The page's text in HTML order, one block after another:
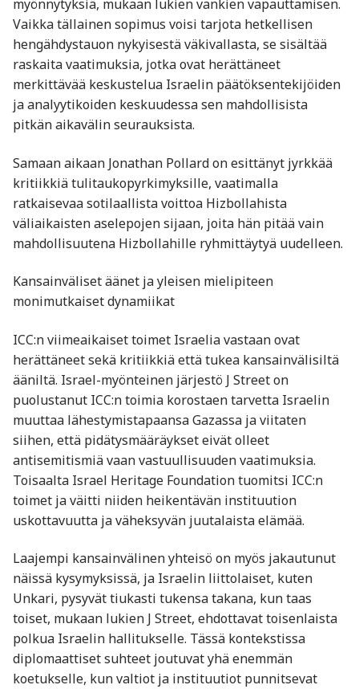
myönnytyksiä, mukaan lukien vankien vapauttamisen.
Vaikka tällainen sopimus voisi tarjota hetkellisen
hengähdystauon nykyisestä väkivallasta, se sisältää
raskaita vaatimuksia, jotka ovat herättäneet
merkittävää keskustelua Israelin päätöksentekijöiden
ja analyytikoiden keskuudessa sen mahdollisista
pitkän aikavälin seurauksista.
Samaan aikaan Jonathan Pollard on esittänyt jyrkkää
kritiikkiä tulitaukopyrkimyksille, vaatimalla
ratkaisevaa sotilaallista voittoa Hizbollahista
väliaikaisten aselepojen sijaan, joita hän pitää vain
mahdollisuutena Hizbollahille ryhmittäytyä uudelleen.
Kansainväliset äänet ja yleisen mielipiteen
monimutkaiset dynamiikat
ICC:n viimeaikaiset toimet Israelia vastaan ovat
herättäneet sekä kritiikkiä että tukea kansainvälisiltä
ääniltä. Israel-myönteinen järjestö J Street on
puolustanut ICC:n toimia korostaen tarvetta Israelin
muuttaa lähestymistapaansa Gazassa ja viitaten
siihen, että pidätysmääräykset eivät olleet
antisemitismiä vaan vastuullisuuden vaatimuksia.
Toisaalta Israel Heritage Foundation tuomitsi ICC:n
toimet ja väitti niiden heikentävän instituution
uskottavuutta ja väheksyvän juutalaista elämää.
Laajempi kansainvälinen yhteisö on myös jakautunut
näissä kysymyksissä, ja Israelin liittolaiset, kuten
Unkari, pysyvät tiukasti tukensa takana, kun taas
toiset, mukaan lukien J Street, ehdottavat toisenlaista
polkua Israelin hallitukselle. Tässä kontekstissa
diplomaattiset suhteet joutuvat yhä enemmän
koetukselle, kun valtiot ja instituutiot punnitsevat